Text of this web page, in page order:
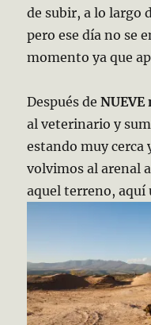
de subir, a lo largo
pero ese día no se
momento ya que
Después deNUEVE
al veterinario y
estando muy cerca
volvimos al arenal
aquel terreno, aquí